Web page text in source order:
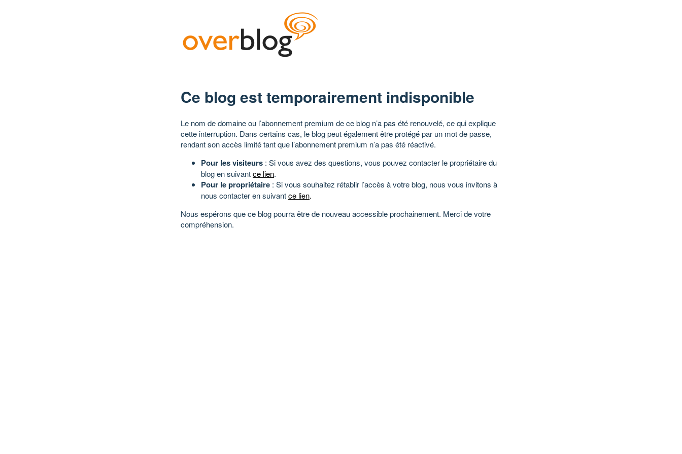
Ce blog est temporairement indisponible
Le nom de domaine ou l’abonnement premium de ce blog n’a pas été renouvelé, ce qui explique
cette interruption. Dans certains cas, le blog peut également être protégé par un mot de passe,
rendant son accès limité tant que l’abonnement premium n’a pas été réactivé.
Pour les visiteurs : Si vous avez des questions, vous pouvez contacter le propriétaire du
blog en suivantce lien.
Pour le propriétaire : Si vous souhaitez rétablir l’accès à votre blog, nous vous invitons à
nous contacter en suivantce lien.
Nous espérons que ce blog pourra être de nouveau accessible prochainement. Merci de votre
compréhension.